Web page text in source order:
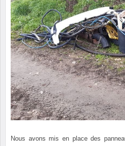
Nous avons mis en place des